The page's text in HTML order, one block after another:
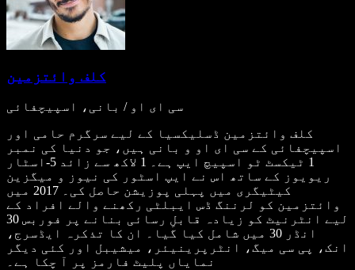
کلف وائتزمین
سی ای او / بانی، اسپیچفائی
کلف وائتزمین ڈسلیکسیا کے لیے سرگرم حامی اور
اسپیچفائی کے سی ای او و بانی ہیں، جو دنیا کی نمبر
1 ٹیکسٹ ٹو اسپیچ ایپ ہے۔ 1 لاکھ سے زائد 5-اسٹار
ریویوز کے ساتھ اس نے ایپ اسٹور کی نیوز و میگزین
کیٹیگری میں پہلی پوزیشن حاصل کی۔ 2017 میں
وائتزمین کو لرننگ ڈس ایبلٹی رکھنے والے افراد کے
لیے انٹرنیٹ کو زیادہ قابلِ رسائی بنانے پر فوربس 30
انڈر 30 میں شامل کیا گیا۔ ان کا تذکرہ ایڈسرج،
انک، پی سی میگ، انٹرپرینیئر، میشیبل اور کئی دیگر
نمایاں پلیٹ فارمز پر آ چکا ہے۔